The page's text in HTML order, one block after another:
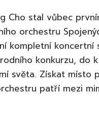
Cho stal vůbec
orchestru
kompletní koncertní
konkurzu, do
světa. Získat místo
patří mezi